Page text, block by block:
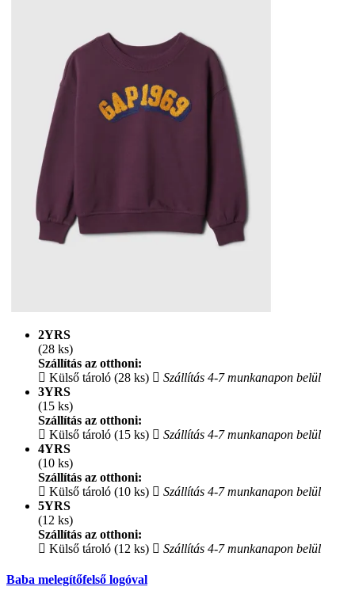
2YRS
(28 ks)
Szállítás az otthoni:
Külső tároló (28 ks)
Szállítás 4-7 munkanapon belül
3YRS
(15 ks)
Szállítás az otthoni:
Külső tároló (15 ks)
Szállítás 4-7 munkanapon belül
4YRS
(10 ks)
Szállítás az otthoni:
Külső tároló (10 ks)
Szállítás 4-7 munkanapon belül
5YRS
(12 ks)
Szállítás az otthoni:
Külső tároló (12 ks)
Szállítás 4-7 munkanapon belül
Baba melegítőfelső logóval